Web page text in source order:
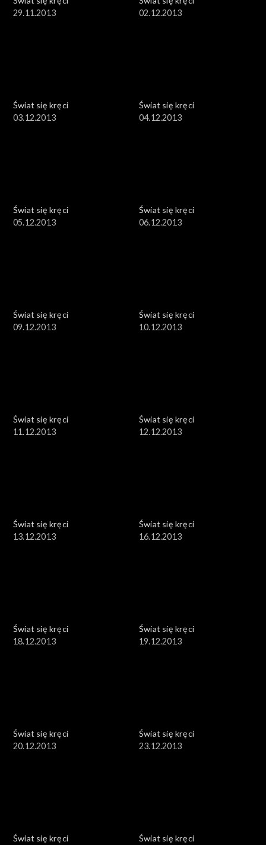
29.11.2013
02.12.2013
Świat się kręci
03.12.2013
Świat się kręci
04.12.2013
Świat się kręci
05.12.2013
Świat się kręci
06.12.2013
Świat się kręci
09.12.2013
Świat się kręci
10.12.2013
Świat się kręci
11.12.2013
Świat się kręci
12.12.2013
Świat się kręci
13.12.2013
Świat się kręci
16.12.2013
Świat się kręci
18.12.2013
Świat się kręci
19.12.2013
Świat się kręci
20.12.2013
Świat się kręci
23.12.2013
Świat się kręci
Świat się kręci